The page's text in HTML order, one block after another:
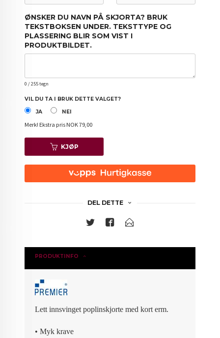
ØNSKER DU NAVN PÅ SKJORTA? BRUK
TEKSTBOKSEN UNDER. TEKSTTYPE OG
PLASSERING BLIR SOM VIST I
PRODUKTBILDET.
0 / 255 tegn
VIL DU TA I BRUK DETTE VALGET?
JA
NEI
Merk! Ekstra pris NOK 79,00
KJØP
DEL DETTE
PRODUKTINFO
Lett innsvinget poplinskjorte med kort erm.
• Myk krave